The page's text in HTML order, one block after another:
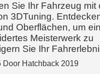
Sie Ihr Fahrzeug mit
3DTuning.
Oberflächen, um ein
Meisterwerk zu
Sie Ihr